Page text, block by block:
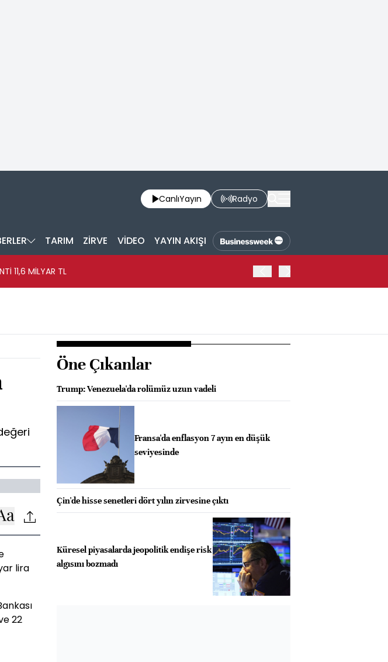
CanlıYayın Radyo
TARIM ZİRVE VİDEO YAYIN AKIŞI
11,6 MİLYAR TL
lira
22
Öne Çıkanlar
Trump: Venezuela'da rolümüz uzun vadeli
Fransa'da enflasyon 7 ayın en düşük
seviyesinde
Çin'de hisse senetleri dört yılın zirvesine çıktı
Küresel piyasalarda jeopolitik endişe risk
algısını bozmadı